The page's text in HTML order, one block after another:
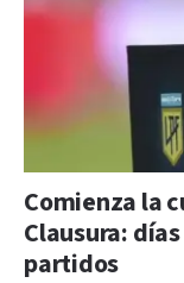
Comienza la
Clausura:
partidos